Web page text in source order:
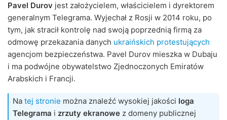
Pavel Durov jest założycielem, właścicielem i dyrektorem
generalnym Telegrama. Wyjechał z Rosji w 2014 roku, po
tym, jak stracił kontrolę nad swoją poprzednią firmą za
odmowę przekazania danych ukraińskich protestujących
agencjom bezpieczeństwa. Pavel Durov mieszka w Dubaju
i ma podwójne obywatelstwo Zjednoczonych Emiratów
Arabskich i Francji.
Na tej stronie można znaleźć wysokiej jakości loga
Telegrama i zrzuty ekranowe z domeny publicznej